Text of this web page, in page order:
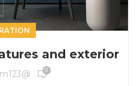
and exterior
0